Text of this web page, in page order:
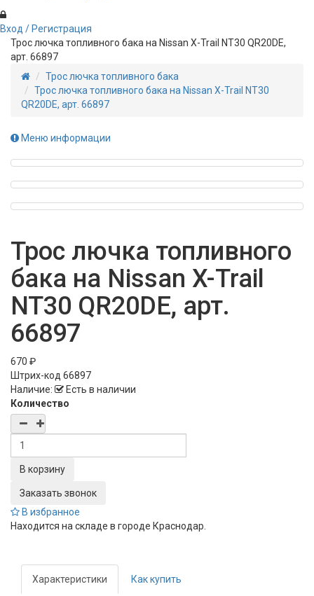
Вход / Регистрация
Трос лючка топливного бака на Nissan X-Trail NT30 QR20DE,
арт. 66897
Трос лючка топливного бака
Трос лючка топливного бака на Nissan X-Trail NT30
QR20DE, арт. 66897
Меню информации
Трос лючка топливного
бака на Nissan X-Trail
NT30 QR20DE, арт.
66897
670 ₽
Штрих-код 66897
Наличие:
Есть в наличии
Количество
Заказать звонок
В избранное
Находится на складе в городе Краснодар.
Характеристики Как купить